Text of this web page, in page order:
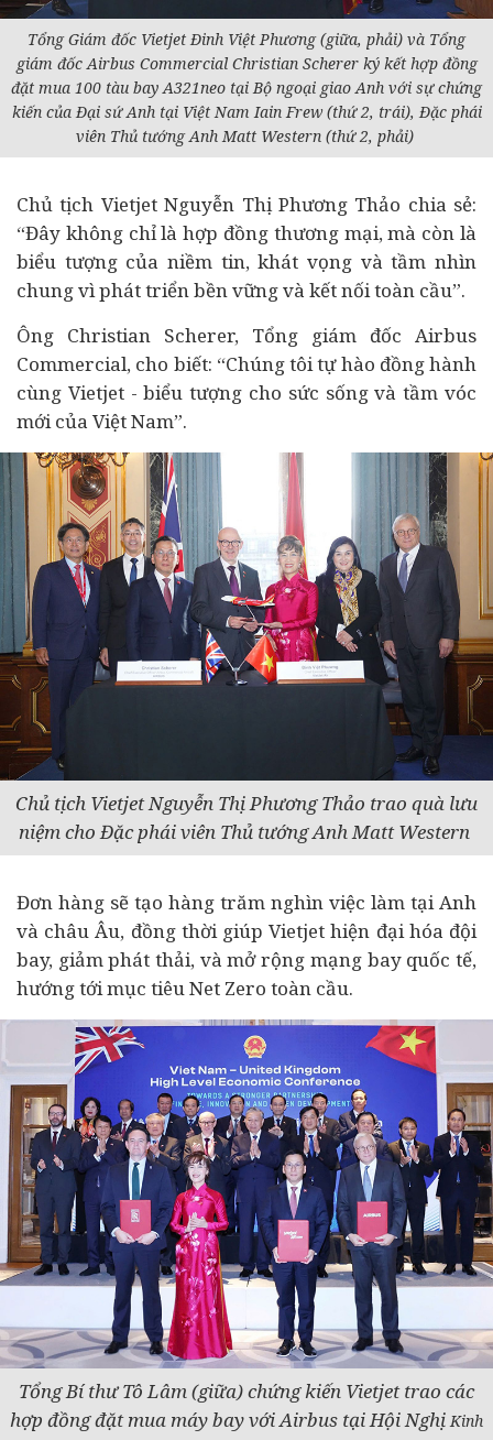
Tổng Giám đốc Vietjet Đinh Việt Phương (giữa, phải) và Tổng
giám đốc Airbus Commercial Christian Scherer ký kết hợp đồng
đặt mua 100 tàu bay A321neo tại Bộ ngoại giao Anh với sự chứng
kiến của Đại sứ Anh tại Việt Nam Iain Frew (thứ 2, trái), Đặc phái
viên Thủ tướng Anh Matt Western (thứ 2, phải)
Chủ tịch Vietjet Nguyễn Thị Phương Thảo chia sẻ:
“Đây không chỉ là hợp đồng thương mại, mà còn là
biểu tượng của niềm tin, khát vọng và tầm nhìn
chung vì phát triển bền vững và kết nối toàn cầu”.
Ông Christian Scherer, Tổng giám đốc Airbus
Commercial, cho biết: “Chúng tôi tự hào đồng hành
cùng Vietjet - biểu tượng cho sức sống và tầm vóc
mới của Việt Nam”.
Chủ tịch Vietjet Nguyễn Thị Phương Thảo trao quà lưu
niệm cho Đặc phái viên Thủ tướng Anh Matt Western
Đơn hàng sẽ tạo hàng trăm nghìn việc làm tại Anh
và châu Âu, đồng thời giúp Vietjet hiện đại hóa đội
bay, giảm phát thải, và mở rộng mạng bay quốc tế,
hướng tới mục tiêu Net Zero toàn cầu.
Tổng Bí thư Tô Lâm (giữa) chứng kiến Vietjet trao các
hợp đồng đặt mua máy bay với Airbus tại Hội NghịKinh